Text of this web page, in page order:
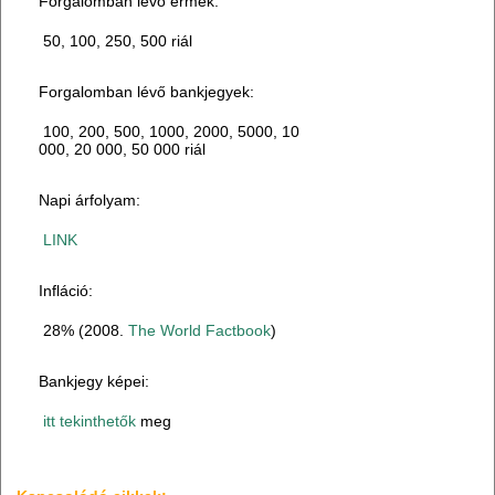
50, 100, 250, 500 riál
Forgalomban lévő bankjegyek:
100, 200, 500, 1000, 2000, 5000, 10
000, 20 000, 50 000 riál
Napi árfolyam:
LINK
Infláció:
28% (2008.The World Factbook)
Bankjegy képei:
itt tekinthetők meg